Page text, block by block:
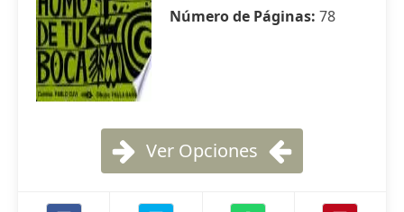
Número de Páginas: 78
Ver Opciones